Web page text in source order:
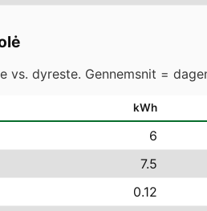
vs. dyreste. Gennemsnit =
kWh
6
7.5
0.12